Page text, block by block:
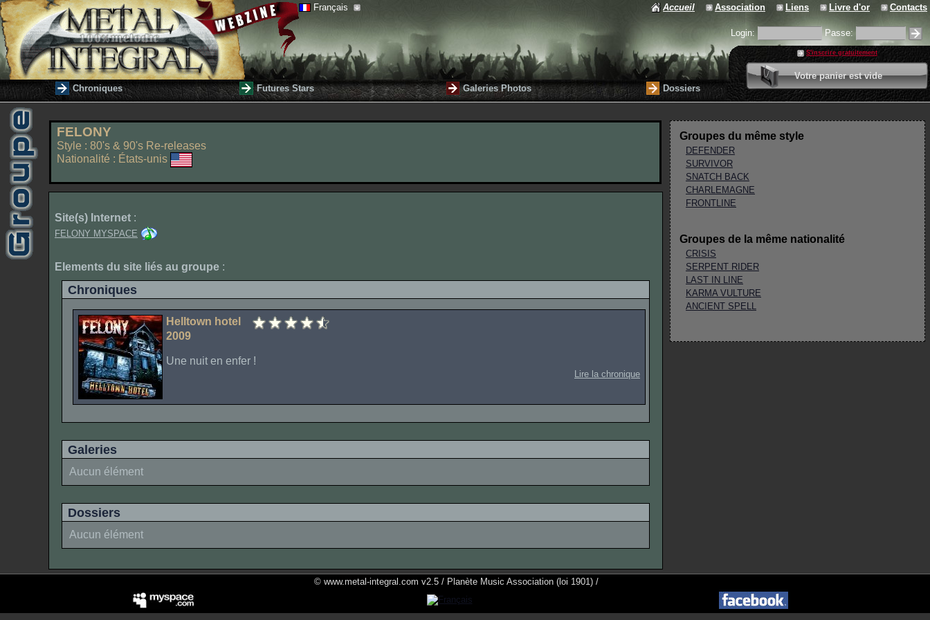
Français Accueil Association Liens Livre d'or Contacts
Login: Passe:
S'inscrire gratuitement
Votre panier est vide
0 article
Valider votre panier
Chroniques Futures Stars Galeries Photos Dossiers
FELONY
Style : 80's & 90's Re-releases
Nationalité : États-unis
Groupes du même style
DEFENDER
SURVIVOR
SNATCH BACK
CHARLEMAGNE
FRONTLINE
Groupes de la même nationalité
CRISIS
SERPENT RIDER
LAST IN LINE
KARMA VULTURE
ANCIENT SPELL
Site(s) Internet :
FELONY MYSPACE
Elements du site liés au groupe :
Chroniques
Helltown hotel
2009
Une nuit en enfer !
Lire la chronique
Galeries
Aucun élément
Dossiers
Aucun élément
© www.metal-integral.com v2.5 / Planète Music Association (loi 1901) /